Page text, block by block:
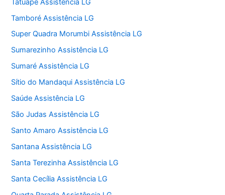
Tamboré Assistência LG
Super Quadra Morumbi Assistência LG
Sumarezinho Assistência LG
Sumaré Assistência LG
Sítio do Mandaqui Assistência LG
Saúde Assistência LG
São Judas Assistência LG
Santo Amaro Assistência LG
Santana Assistência LG
Santa Terezinha Assistência LG
Santa Cecília Assistência LG